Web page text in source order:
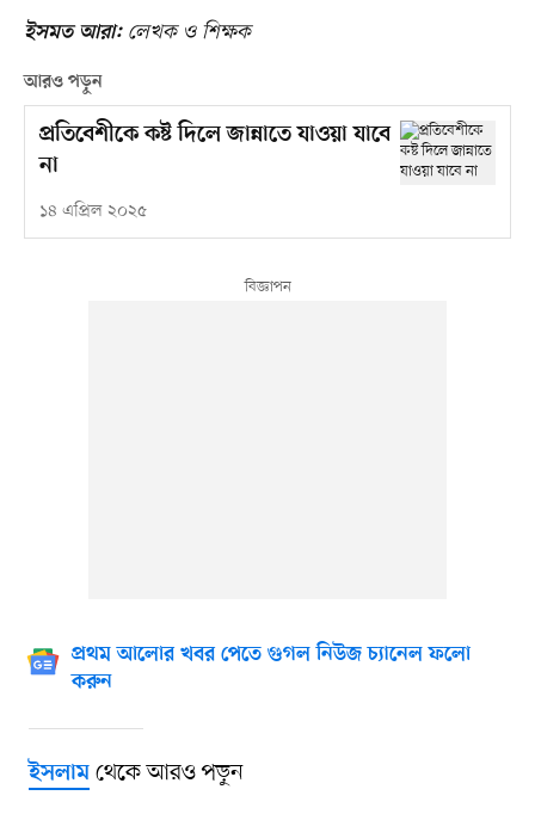
ইসমত আরা:লেখক ও শিক্ষক
আরও পড়ুন
প্রতিবেশীকে কষ্ট দিলে জান্নাতে যাওয়া যাবে
না
১৪ এপ্রিল ২০২৫
প্রথম আলোর খবর পেতে গুগল নিউজ চ্যানেল ফলো
করুন
ইসলামথেকে আরও পড়ুন